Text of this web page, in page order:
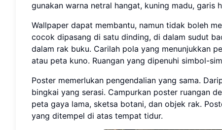
gunakan warna netral hangat, kuning madu, garis
Wallpaper dapat membantu, namun tidak boleh
cocok dipasang di satu dinding, di dalam sudut
dalam rak buku. Carilah pola yang menunjukkan
atau peta kuno. Ruangan yang dipenuhi simbol-
Poster memerlukan pengendalian yang sama.
bingkai yang serasi. Campurkan poster ruangan
peta gaya lama, sketsa botani, dan objek rak.
yang ditempel di atas tempat tidur.